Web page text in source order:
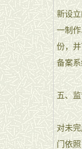
新设
一制
份，
备案系
五、
对未
门依